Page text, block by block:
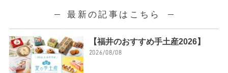
最新の記事はこちら
【福井のおすすめ手土産2026】
2026/08/08